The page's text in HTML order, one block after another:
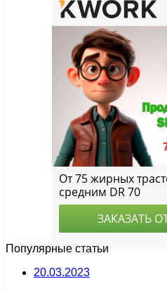
Популярные статьи
20.03.2023